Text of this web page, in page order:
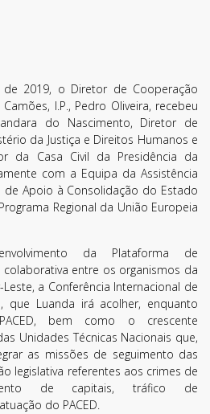
2019, o Diretor de Cooperação
I.P., Pedro Oliveira, recebeu
do Nascimento, Diretor de
da Justiça e Direitos Humanos e
da Casa Civil da Presidência da
com a Equipa da Assistência
de Apoio à Consolidação do Estado
Regional da União Europeia
da Plataforma de
entre os organismos da
a Conferência Internacional de
que Luanda irá acolher, enquanto
bem como o crescente
Unidades Técnicas Nacionais que,
as missões de seguimento das
legislativa referentes aos crimes de
de capitais, tráfico de
do PACED.